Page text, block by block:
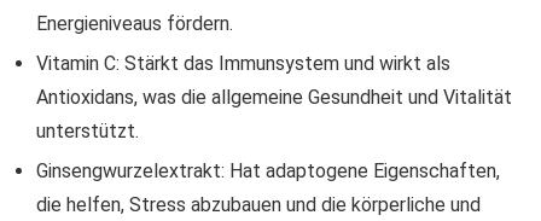
Energieniveaus fördern.
Vitamin C: Stärkt das Immunsystem und wirkt als
Antioxidans, was die allgemeine Gesundheit und Vitalität
unterstützt.
Ginsengwurzelextrakt: Hat adaptogene Eigenschaften,
die helfen, Stress abzubauen und die körperliche und